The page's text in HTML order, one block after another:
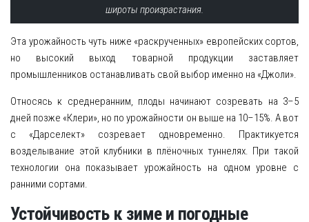
широты произрастания.
Эта урожайность чуть ниже «раскрученных» европейских сортов,
но высокий выход товарной продукции заставляет
промышленников останавливать свой выбор именно на «Джоли».
Относясь к среднеранним, плоды начинают созревать на 3–5
дней позже «Клери», но по урожайности он выше на 10–15%. А вот
с «Дарселект» созревает одновременно. Практикуется
возделывание этой клубники в плёночных туннелях. При такой
технологии она показывает урожайность на одном уровне с
ранними сортами.
Устойчивость к зиме и погодные